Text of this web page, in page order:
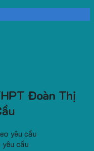
Đoàn Thị
cầu